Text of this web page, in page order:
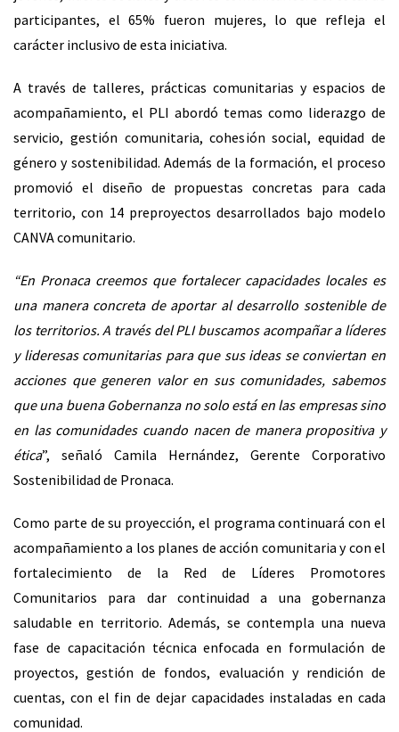
participantes, el 65% fueron mujeres, lo que refleja el
carácter inclusivo de esta iniciativa.
A través de talleres, prácticas comunitarias y espacios de
acompañamiento, el PLI abordó temas como liderazgo de
servicio, gestión comunitaria, cohesión social, equidad de
género y sostenibilidad. Además de la formación, el proceso
promovió el diseño de propuestas concretas para cada
territorio, con 14 preproyectos desarrollados bajo modelo
CANVA comunitario.
“En Pronaca creemos que fortalecer capacidades locales es
una manera concreta de aportar al desarrollo sostenible de
los territorios. A través del PLI buscamos acompañar a líderes
y lideresas comunitarias para que sus ideas se conviertan en
acciones que generen valor en sus comunidades, sabemos
que una buena Gobernanza no solo está en las empresas sino
en las comunidades cuando nacen de manera propositiva y
ética”, señaló Camila Hernández, Gerente Corporativo
Sostenibilidad de Pronaca.
Como parte de su proyección, el programa continuará con el
acompañamiento a los planes de acción comunitaria y con el
fortalecimiento de la Red de Líderes Promotores
Comunitarios para dar continuidad a una gobernanza
saludable en territorio. Además, se contempla una nueva
fase de capacitación técnica enfocada en formulación de
proyectos, gestión de fondos, evaluación y rendición de
cuentas, con el fin de dejar capacidades instaladas en cada
comunidad.